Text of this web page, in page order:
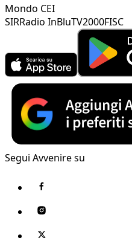
Mondo CEI
SIRRadio InBluTV2000FISC
Segui Avvenire su